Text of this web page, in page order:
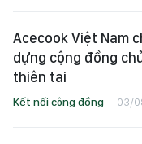
Acecook Việt Nam
dựng cộng đồng
thiên tai
Kết nối cộng đồng 03/